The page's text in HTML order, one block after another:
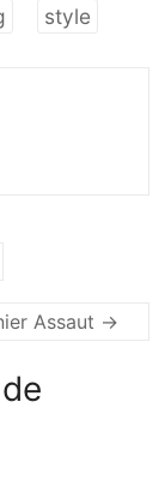
style
Assaut →